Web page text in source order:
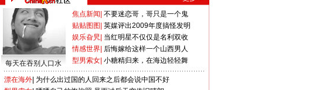
每天在吞别人口水
焦点新闻 不要迷恋哥，哥只是一个鬼
贴贴图图 英媒评出2009年度搞怪发明
娱乐旮旯 当红明星不仅仅是名利双收
情感世界 后悔嫁给这样一个山西男人
型男索女 小糖精归来，在海边轻轻舞
漂在海外 为什么出过国的人回来之后都会说中国不好